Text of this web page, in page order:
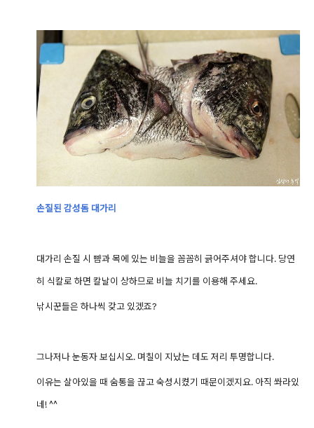
손질된 감성돔 대가리
대가리 손질 시 뺨과 목에 있는 비늘을 꼼꼼히 긁어주셔야 합니다. 당연
히 식칼로 하면 칼날이 상하므로 비늘 치기를 이용해 주세요.
낚시꾼들은 하나씩 갖고 있겠죠?
그나저나눈동자 보십시오. 며칠이 지났는 데도 저리 투명합니다.
이유는 살아있을 때 숨통을 끊고 숙성시켰기 때문이겠지요. 아직 쏴라있
네! ^^